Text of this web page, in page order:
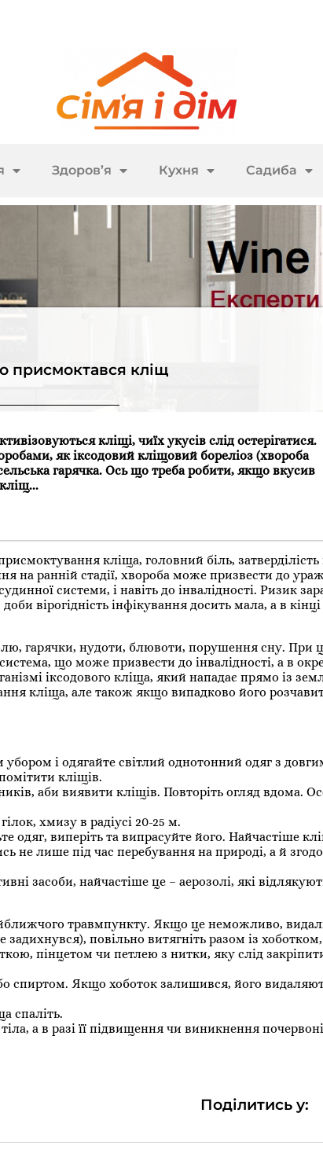
Здоров’я Кухня Садиба
присмоктався кліщ
кліщі, чиїх укусів слід остерігатися.
як іксодовий кліщовий бореліоз (хвороба
гарячка. Ось що треба робити, якщо вкусив
кліщ...
кліща, головний біль, затверділість
на ранній стадії, хвороба може призвести до
системи, і навіть до інвалідності. Ризик
вірогідність інфікування досить мала, а в кінці
гарячки, нудоти, блювоти, порушення сну. При
що може призвести до інвалідності, а в
іксодового кліща, який нападає прямо із
кліща, але також якщо випадково його
і одягайте світлий однотонний одяг з
кліщів.
аби виявити кліщів. Повторіть огляд вдома.
хмизу в радіусі 20-25 м.
одяг, виперіть та випрасуйте його. Найчастіше
не лише під час перебування на природі, а й
засоби, найчастіше це – аерозолі, які
травмпункту. Якщо це неможливо,
повільно витягніть разом із хоботком,
пінцетом чи петлею з нитки, яку слід
спиртом. Якщо хоботок залишився, його
спаліть.
а в разі її підвищення чи виникнення
Поділитись у: